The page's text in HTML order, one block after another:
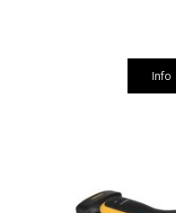
Info